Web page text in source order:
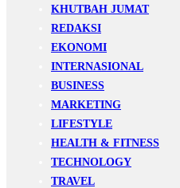
KHUTBAH JUMAT
REDAKSI
EKONOMI
INTERNASIONAL
BUSINESS
MARKETING
LIFESTYLE
HEALTH & FITNESS
TECHNOLOGY
TRAVEL